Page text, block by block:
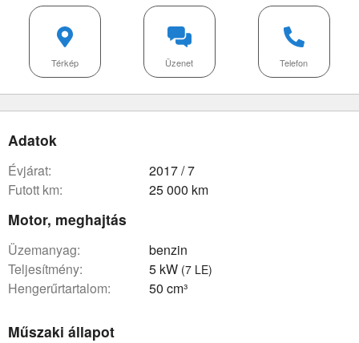
Telefon
Üzenet
Térkép
Adatok
évjárat:
2017 / 7
futott km:
25 000 km
Motor, meghajtás
üzemanyag:
benzin
teljesítmény:
5 kW (7 LE)
hengerűrtartalom: 50 cm³
Műszaki állapot